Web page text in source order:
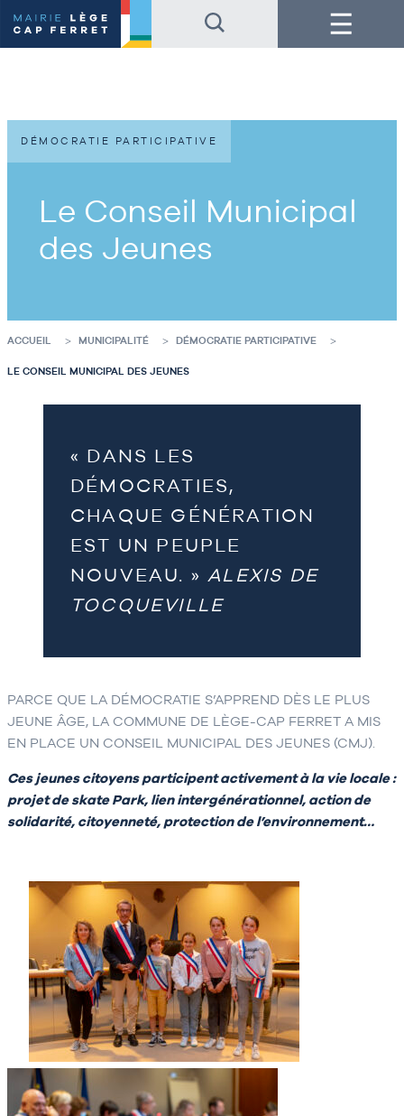
au
contenu
de
au
pied
de
Menu
Le Conseil Municipal
des Jeunes
DÉMOCRATIE PARTICIPATIVE
ACCUEIL MUNICIPALITÉ DÉMOCRATIE PARTICIPATIVE
LE CONSEIL MUNICIPAL DES JEUNES
« DANS LES
DÉMOCRATIES,
CHAQUE GÉNÉRATION
EST UN PEUPLE
NOUVEAU. »ALEXIS DE
TOCQUEVILLE
PARCE QUE LA DÉMOCRATIE S’APPREND DÈS LE PLUS
JEUNE ÂGE, LA COMMUNE DE LÈGE-CAP FERRET A MIS
EN PLACE UN CONSEIL MUNICIPAL DES JEUNES (CMJ).
Ces jeunes citoyens participent activement à la vie locale :
projet de skate Park, lien intergénérationnel, action de
solidarité, citoyenneté, protection de l’environnement…